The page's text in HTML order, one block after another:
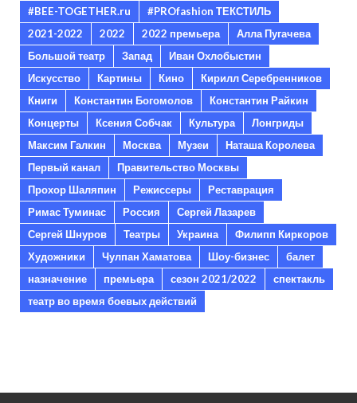
#BEE-TOGETHER.ru
#PROfashion ТЕКСТИЛЬ
2021-2022
2022 2022 премьера
Алла Пугачева
Большой театр
Запад
Иван Охлобыстин
Искусство
Картины Кино
Кирилл Серебренников
Книги
Константин Богомолов
Константин Райкин
Концерты
Ксения Собчак Культура
Лонгриды
Максим Галкин
Москва Музеи
Наташа Королева
Первый канал
Правительство Москвы
Прохор Шаляпин
Режиссеры
Реставрация
Римас Туминас
Россия
Сергей Лазарев
Сергей Шнуров
Театры Украина
Филипп Киркоров
Художники
Чулпан Хаматова Шоу-бизнес
балет
назначение
премьера сезон 2021/2022
спектакль
театр во время боевых действий